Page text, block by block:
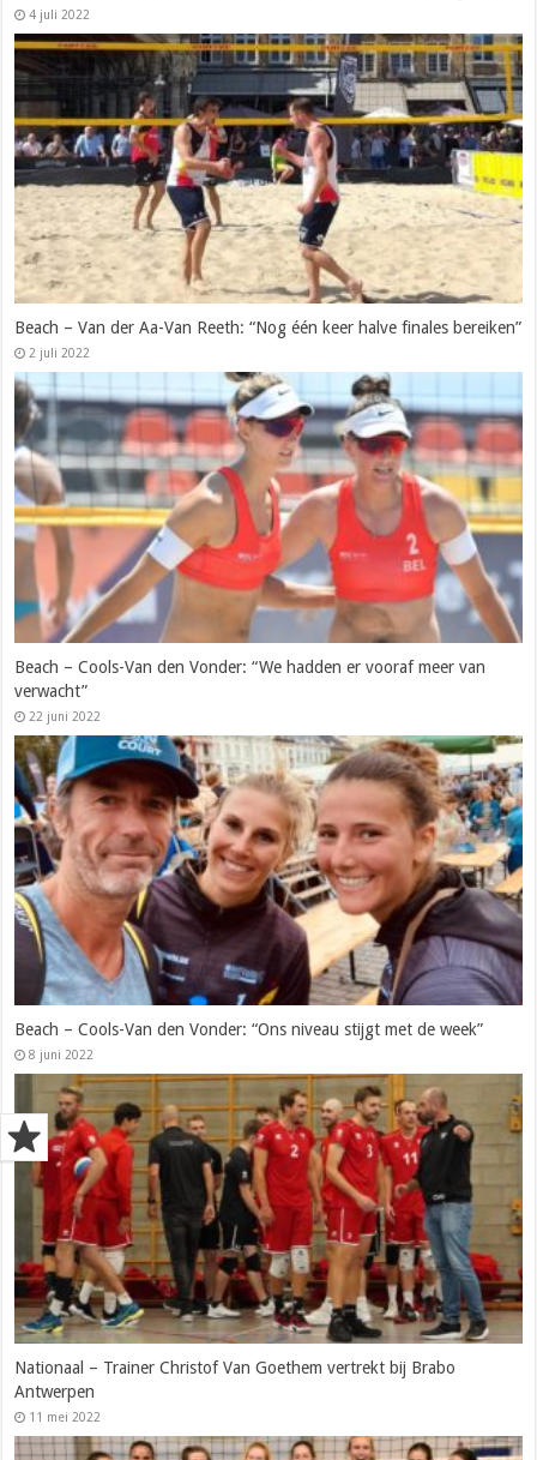
4 juli 2022
Beach – Van der Aa-Van Reeth: “Nog één keer halve finales bereiken”
2 juli 2022
Beach – Cools-Van den Vonder: “We hadden er vooraf meer van
verwacht”
22 juni 2022
Beach – Cools-Van den Vonder: “Ons niveau stijgt met de week”
8 juni 2022
Nationaal – Trainer Christof Van Goethem vertrekt bij Brabo
Antwerpen
11 mei 2022